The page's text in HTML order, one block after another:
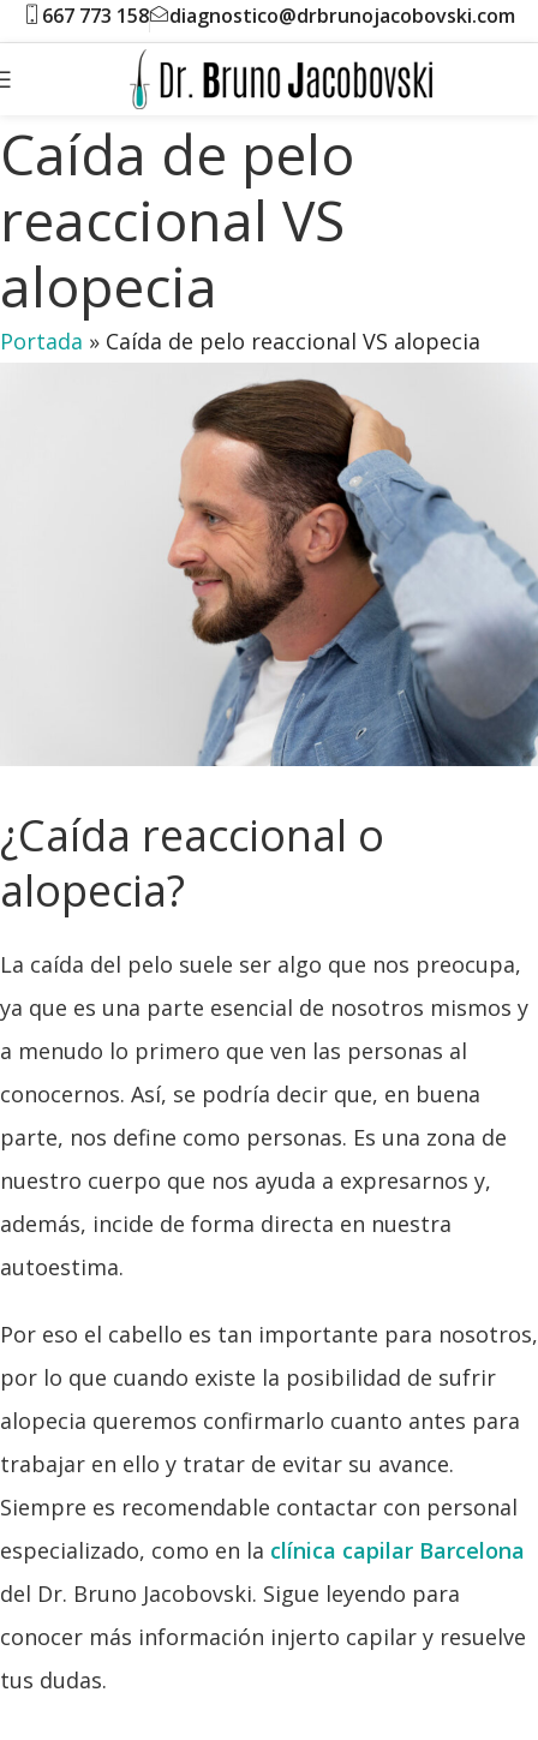
667 773 158 diagnostico@drbrunojacobovski.com
Caída de pelo
reaccional VS
alopecia
Portada » Caída de pelo reaccional VS alopecia
¿Caída reaccional o
alopecia?
La caída del pelo suele ser algo que nos preocupa,
ya que es una parte esencial de nosotros mismos y
a menudo lo primero que ven las personas al
conocernos. Así, se podría decir que, en buena
parte, nos define como personas. Es una zona de
nuestro cuerpo que nos ayuda a expresarnos y,
además, incide de forma directa en nuestra
autoestima.
Por eso el cabello es tan importante para nosotros,
por lo que cuando existe la posibilidad de sufrir
alopecia queremos confirmarlo cuanto antes para
trabajar en ello y tratar de evitar su avance.
Siempre es recomendable contactar con personal
especializado, como en la clínica capilar Barcelona
del Dr. Bruno Jacobovski. Sigue leyendo para
conocer más información injerto capilar y resuelve
tus dudas.